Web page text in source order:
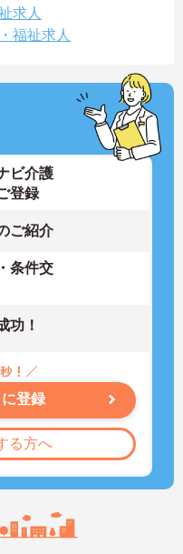
求人
福祉求人
ビ介護
登録
ご紹介
条件交
功！
登録
る方へ